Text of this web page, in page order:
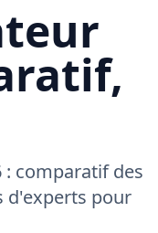
comparatif des
d'experts pour